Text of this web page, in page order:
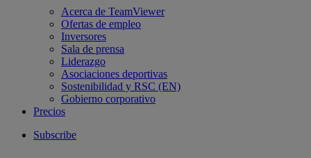
Acerca de TeamViewer
Ofertas de empleo
Inversores
Sala de prensa
Liderazgo
Asociaciones deportivas
Sostenibilidad y RSC (EN)
Gobierno corporativo
Precios
Subscribe